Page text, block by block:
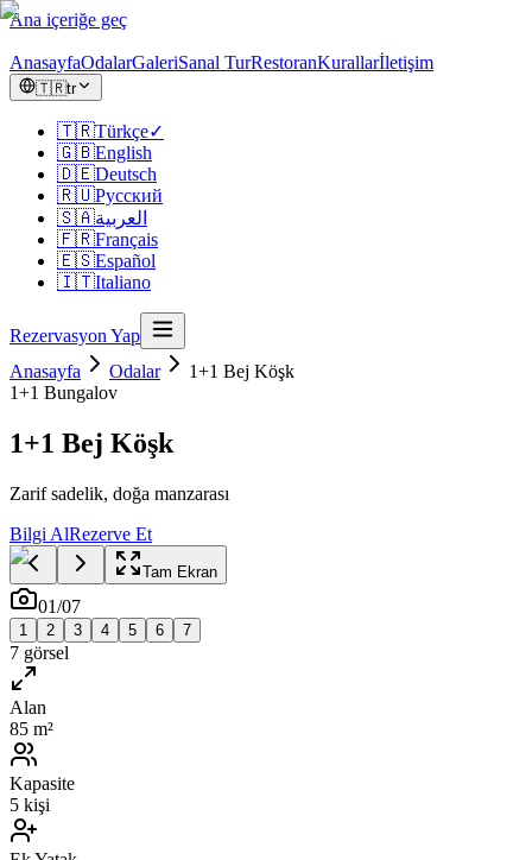
Ana içeriğe geç
AnasayfaOdalarGaleriSanal TurRestoranKurallarİletişim
🇹🇷tr
🇹🇷Türkçe✓
🇬🇧English
🇩🇪Deutsch
🇷🇺Русский
🇸🇦العربية
🇫🇷Français
🇪🇸Español
🇮🇹Italiano
Rezervasyon Yap
Anasayfa
Odalar
1+1 Bej Köşk
1+1 Bungalov
1+1 Bej Köşk
Zarif sadelik, doğa manzarası
Bilgi AlRezerve Et
Tam Ekran
01/07
1 2 3 4 5 6 7
7 görsel
Alan
85 m²
Kapasite
5 kişi